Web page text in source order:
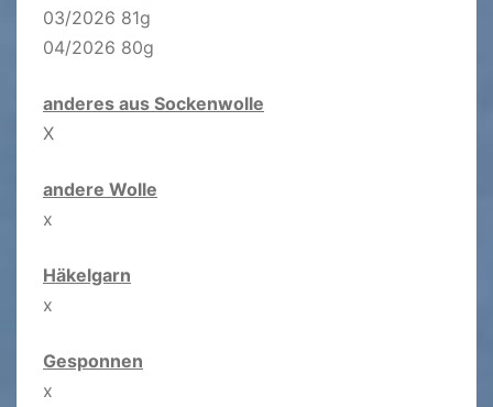
03/2026 81g
04/2026 80g
anderes aus Sockenwolle
X
andere Wolle
x
Häkelgarn
x
Gesponnen
x